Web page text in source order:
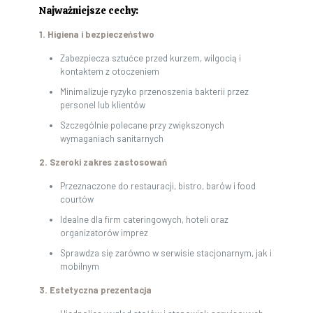
Najważniejsze cechy:
1. Higiena i bezpieczeństwo
Zabezpiecza sztućce przed kurzem, wilgocią i
kontaktem z otoczeniem
Minimalizuje ryzyko przenoszenia bakterii przez
personel lub klientów
Szczególnie polecane przy zwiększonych
wymaganiach sanitarnych
2. Szeroki zakres zastosowań
Przeznaczone do restauracji, bistro, barów i food
courtów
Idealne dla firm cateringowych, hoteli oraz
organizatorów imprez
Sprawdza się zarówno w serwisie stacjonarnym, jak i
mobilnym
3. Estetyczna prezentacja